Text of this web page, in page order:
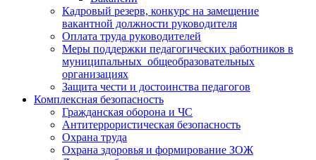
Кадровый резерв, конкурс на замещение
вакантной должности руководителя
Оплата труда руководителей
Меры поддержки педагогических работников в
муниципальных общеобразовательных
организациях
Защита чести и достоинства педагогов
Комплексная безопасность
Гражданская оборона и ЧС
Антитеррористическая безопасность
Охрана труда
Охрана здоровья и формирование ЗОЖ